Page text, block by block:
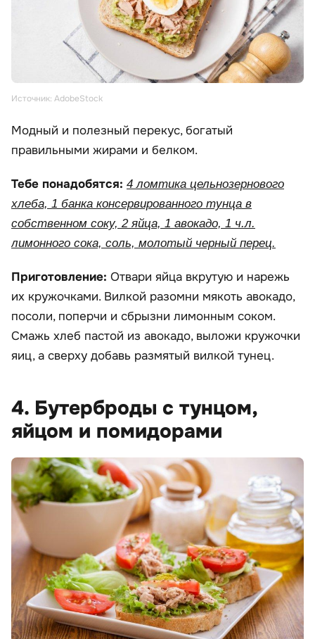
Источник: AdobeStock
Модный и полезный перекус, богатый
правильными жирами и белком.
Тебе понадобятся: 4 ломтика цельнозернового
хлеба, 1 банка консервированного тунца в
собственном соку, 2 яйца, 1 авокадо, 1 ч.л.
лимонного сока, соль, молотый черный перец.
Приготовление: Отвари яйца вкрутую и нарежь
их кружочками. Вилкой разомни мякоть авокадо,
посоли, поперчи и сбрызни лимонным соком.
Смажь хлеб пастой из авокадо, выложи кружочки
яиц, а сверху добавь размятый вилкой тунец.
4. Бутерброды с тунцом,
яйцом и помидорами